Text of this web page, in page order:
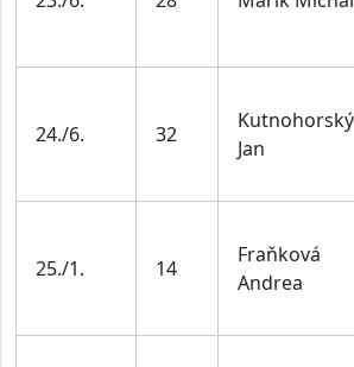
24./6. 32
Kutnohorský
Jan
25./1. 14
Fraňková
Andrea